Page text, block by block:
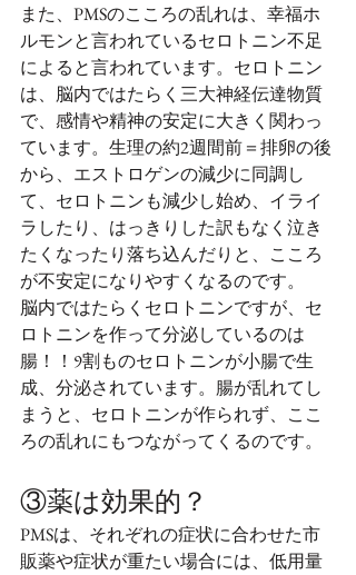
また、PMSのこころの乱れは、幸福ホ
ルモンと言われているセロトニン不足
によると言われています。セロトニン
は、脳内ではたらく三大神経伝達物質
で、感情や精神の安定に大きく関わっ
ています。生理の約2週間前＝排卵の後
から、エストロゲンの減少に同調し
て、セロトニンも減少し始め、イライ
ラしたり、はっきりした訳もなく泣き
たくなったり落ち込んだりと、こころ
が不安定になりやすくなるのです。
脳内ではたらくセロトニンですが、セ
ロトニンを作って分泌しているのは
腸！！9割ものセロトニンが小腸で生
成、分泌されています。腸が乱れてし
まうと、セロトニンが作られず、ここ
ろの乱れにもつながってくるのです。
③薬は効果的？
PMSは、それぞれの症状に合わせた市
販薬や症状が重たい場合には、低用量